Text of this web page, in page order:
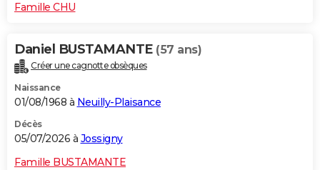
Famille CHU
Daniel BUSTAMANTE (57 ans)
Créer une cagnotte obsèques
Naissance
01/08/1968 à Neuilly-Plaisance
Décès
05/07/2026 à Jossigny
Famille BUSTAMANTE